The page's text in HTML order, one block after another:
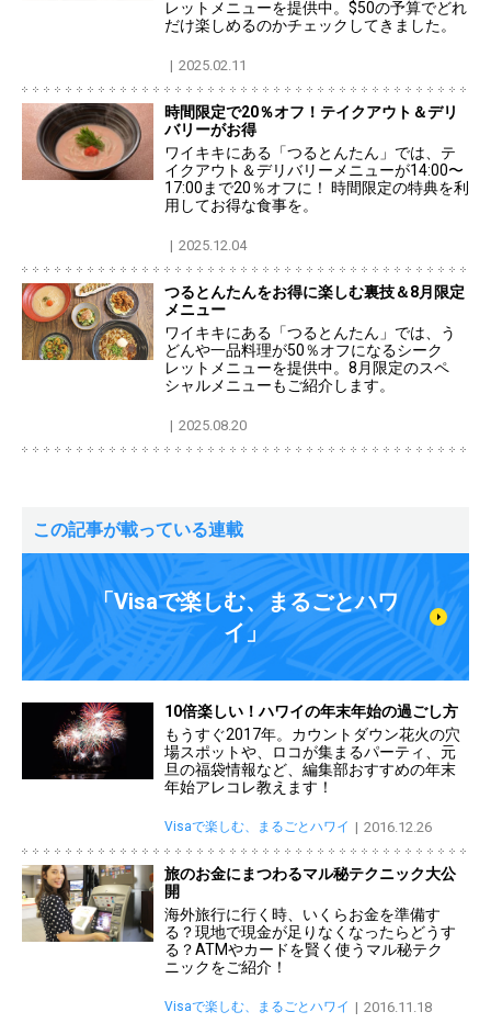
レットメニューを提供中。$50の予算でどれ
だけ楽しめるのかチェックしてきました。
2025.02.11
時間限定で20％オフ！テイクアウト＆デリ
バリーがお得
ワイキキにある「つるとんたん」では、テ
イクアウト＆デリバリーメニューが14:00〜
17:00まで20％オフに！ 時間限定の特典を利
用してお得な食事を。
2025.12.04
つるとんたんをお得に楽しむ裏技＆8月限定
メニュー
ワイキキにある「つるとんたん」では、う
どんや一品料理が50％オフになるシーク
レットメニューを提供中。8月限定のスペ
シャルメニューもご紹介します。
2025.08.20
この記事が載っている連載
「Visaで楽しむ、まるごとハワ
イ」
10倍楽しい！ハワイの年末年始の過ごし方
もうすぐ2017年。カウントダウン花火の穴
場スポットや、ロコが集まるパーティ、元
旦の福袋情報など、編集部おすすめの年末
年始アレコレ教えます！
Visaで楽しむ、まるごとハワイ 2016.12.26
旅のお金にまつわるマル秘テクニック大公
開
海外旅行に行く時、いくらお金を準備す
る？現地で現金が足りなくなったらどうす
る？ATMやカードを賢く使うマル秘テク
ニックをご紹介！
Visaで楽しむ、まるごとハワイ 2016.11.18